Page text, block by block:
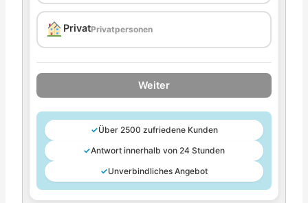
PrivatPrivatpersonen
Weiter
✓Über 2500 zufriedene Kunden
✓Antwort innerhalb von 24 Stunden
✓Unverbindliches Angebot